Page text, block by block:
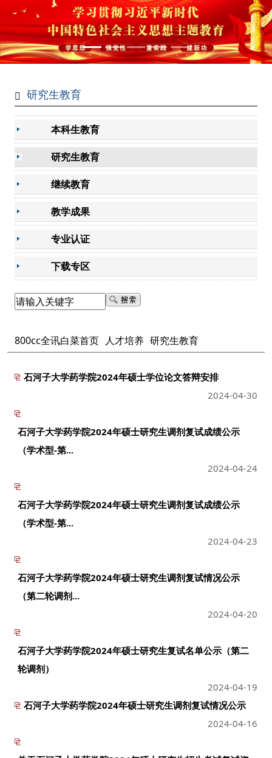
研究生教育
本科生教育
研究生教育
继续教育
教学成果
专业认证
下载专区
800cc全讯白菜首页 人才培养 研究生教育
石河子大学药学院2024年硕士学位论文答辩安排
2024-04-30
石河子大学药学院2024年硕士研究生调剂复试成绩公示
（学术型-第...
2024-04-24
石河子大学药学院2024年硕士研究生调剂复试成绩公示
（学术型-第...
2024-04-23
石河子大学药学院2024年硕士研究生调剂复试情况公示
（第二轮调剂...
2024-04-20
石河子大学药学院2024年硕士研究生复试名单公示（第二
轮调剂）
2024-04-19
石河子大学药学院2024年硕士研究生调剂复试情况公示
2024-04-16